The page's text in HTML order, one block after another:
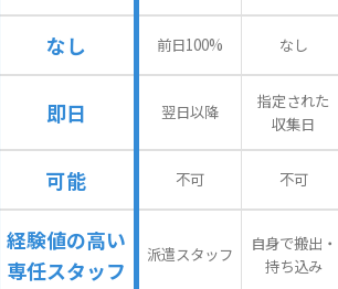
なし 前日100% なし
即日 翌日以降
指定された
収集日
可能 不可 不可
経験値の高い
専任スタッフ
派遣スタッフ
自身で搬出・
持ち込み